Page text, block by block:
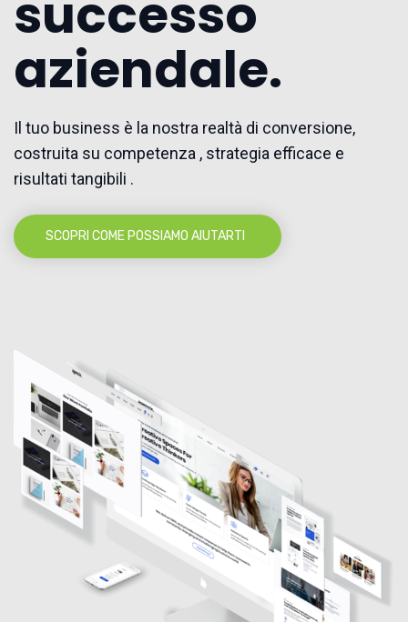
successo
aziendale.
Il tuo business è la nostra realtà di conversione,
costruita su competenza , strategia efficace e
risultati tangibili .
SCOPRI COME POSSIAMO AIUTARTI